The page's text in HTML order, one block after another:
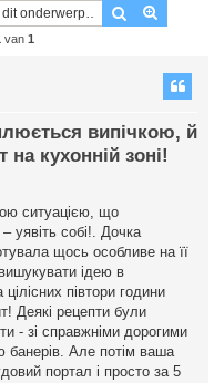
Zoek
van 1
випічкою, й
кухонній зоні!
ситуацією, що
уявіть собі!. Дочка
щось особливе на її
ідею в
півтори години
Деякі рецепти були
- зі справжніми дорогими
Але потім ваша
портал і просто за 5